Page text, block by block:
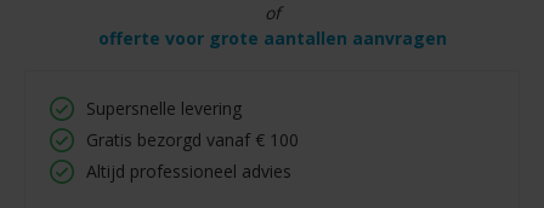
of
offerte voor grote aantallen aanvragen
Supersnelle levering
Gratis bezorgd vanaf € 100
Altijd professioneel advies